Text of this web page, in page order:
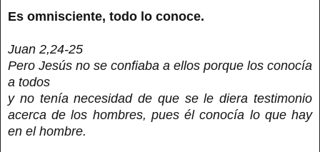
Es omnisciente, todo lo conoce.
Juan 2,24-25
Pero Jesús no se confiaba a ellos porque los conocía
a todos
y no tenía necesidad de que se le diera testimonio
acerca de los hombres, pues él conocía lo que hay
en el hombre.